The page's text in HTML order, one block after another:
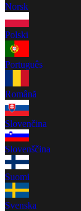
Norsk
Polski
Português
Română
Slovenčina
Slovenščina
Suomi
Svenska